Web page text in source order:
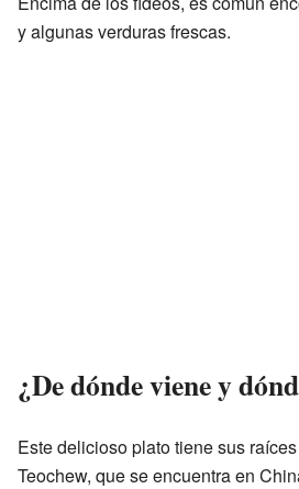
y algunas verduras frescas.
¿De dónde viene y
Este delicioso plato tiene sus
Teochew, que se encuentra en